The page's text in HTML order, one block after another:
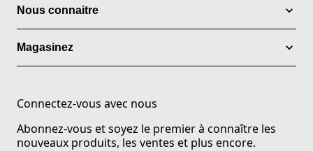
Nous connaitre
Magasinez
Connectez-vous avec nous
Abonnez-vous et soyez le premier à connaître les
nouveaux produits, les ventes et plus encore.